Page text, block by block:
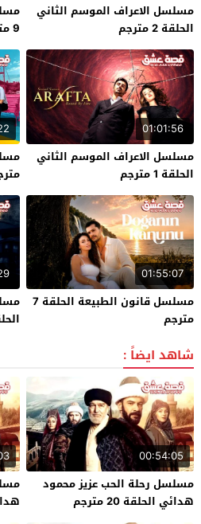
مسلسل الاعراف الموسم الثاني
الحلقة 2 مترجم
9 مترجم
01:01:56
مسلسل الاعراف الموسم الثاني
الحلقة 1 مترجم
01:55:07
مسلسل قانون الطبيعة الحلقة 7
مترجم
الحلقة
شاهد ايضاً :
00:54:05
مسلسل رحلة الحب عزيز محمود
هدائي الحلقة 20 مترجم